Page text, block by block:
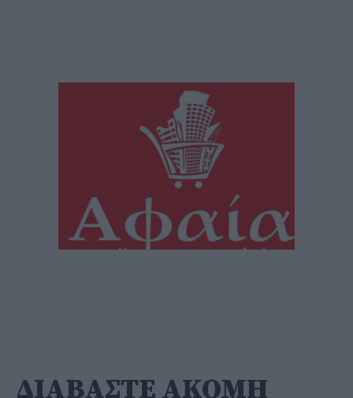
ΔΙΑΒΑΣΤΕ ΑΚΟΜΗ